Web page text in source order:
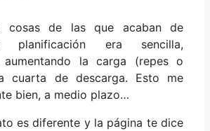
cosas de las que acaban de
planificación era sencilla,
aumentando la carga (repes o
cuarta de descarga. Esto me
bien, a medio plazo…
es diferente y la página te dice